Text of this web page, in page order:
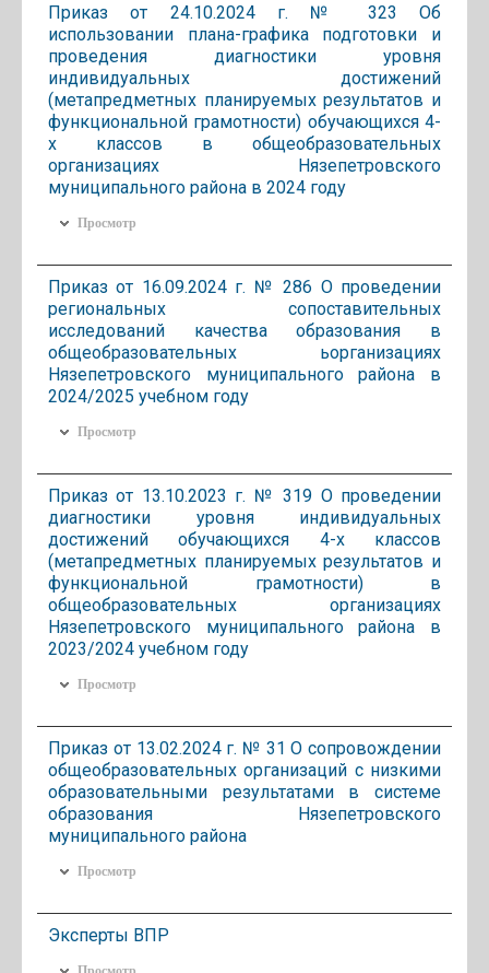
Приказ от 24.10.2024 г. № 323 Об
использовании плана-графика подготовки и
проведения диагностики уровня
индивидуальных достижений
(метапредметных планируемых результатов и
функциональной грамотности) обучающихся 4-
х классов в общеобразовательных
организациях Нязепетровского
муниципального района в 2024 году
Просмотр
Приказ от 16.09.2024 г. № 286 О проведении
региональных сопоставительных
исследований качества образования в
общеобразовательных ьорганизациях
Нязепетровского муниципального района в
2024/2025 учебном году
Просмотр
Приказ от 13.10.2023 г. № 319 О проведении
диагностики уровня индивидуальных
достижений обучающихся 4-х классов
(метапредметных планируемых результатов и
функциональной грамотности) в
общеобразовательных организациях
Нязепетровского муниципального района в
2023/2024 учебном году
Просмотр
Приказ от 13.02.2024 г. № 31 О сопровождении
общеобразовательных организаций с низкими
образовательными результатами в системе
образования Нязепетровского
муниципального района
Просмотр
Эксперты ВПР